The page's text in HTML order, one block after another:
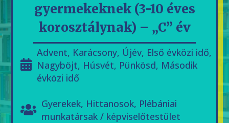
gyermekeknek (3-10 éves
korosztálynak) – „C” év
Advent, Karácsony, Újév, Első évközi idő,
Nagyböjt, Húsvét, Pünkösd, Második
évközi idő
Gyerekek, Hittanosok, Plébániai
munkatársak / képviselőtestület